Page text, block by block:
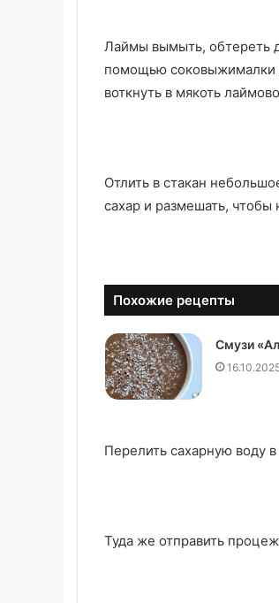
Лаймы вымыть, обтереть
помощью соковыжималки
воткнуть в мякоть
Отлить в стакан
сахар и размешать, чтобы
Похожие рецепты
Смузи
Перелить сахарную воду
Туда же отправить